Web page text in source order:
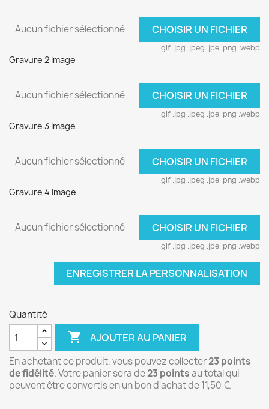
Aucun fichier sélectionné CHOISIR UN FICHIER
.gif .jpg .jpeg .jpe .png .webp
Gravure 2 image
Aucun fichier sélectionné CHOISIR UN FICHIER
.gif .jpg .jpeg .jpe .png .webp
Gravure 3 image
Aucun fichier sélectionné CHOISIR UN FICHIER
.gif .jpg .jpeg .jpe .png .webp
Gravure 4 image
Aucun fichier sélectionné CHOISIR UN FICHIER
.gif .jpg .jpeg .jpe .png .webp
ENREGISTRER LA PERSONNALISATION
Quantité
 AJOUTER AU PANIER
En achetant ce produit, vous pouvez collecter23 points
de fidélité. Votre panier sera de23 pointsau total qui
peuvent être convertis en un bon d'achat de11,50 €.